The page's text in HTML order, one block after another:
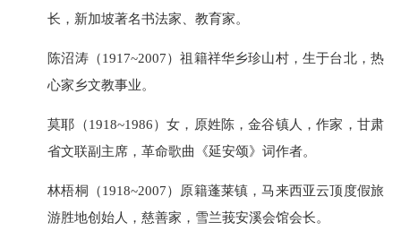
长，新加坡著名书法家、教育家。
陈沼涛（1917~2007）祖籍祥华乡珍山村，生于台北，热
心家乡文教事业。
莫耶（1918~1986）女，原姓陈，金谷镇人，作家，甘肃
省文联副主席，革命歌曲《延安颂》词作者。
林梧桐（1918~2007）原籍蓬莱镇，马来西亚云顶度假旅
游胜地创始人，慈善家，雪兰莪安溪会馆会长。